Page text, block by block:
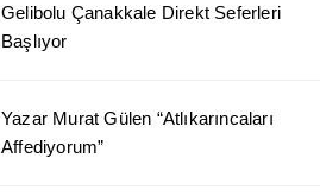
Gelibolu Çanakkale Direkt Seferleri
Başlıyor
Yazar Murat Gülen “Atlıkarıncaları
Affediyorum”